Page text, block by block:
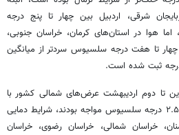
شرقی، اردبیل بین چهار تا پنج درجه
هوا در استان‌های کرمان، خراسان جنوبی،
تا هفت درجه سلسیوس سردتر از میانگین
تا دوم اردیبهشت عرض‌های شمالی کشور با
بی‌هنجاری (آنومالی) دمایی ۰.۵ تا ۲.۵ درجه سلسیوس مواجه بودند، شرایط دمایی
خراسان شمالی، خراسان رضوی، خراسان